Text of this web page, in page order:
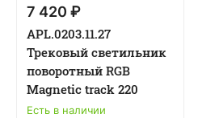
7 420 ₽
APL.0203.11.27
Трековый светильник
поворотный RGB
Magnetic track 220
Есть в наличии